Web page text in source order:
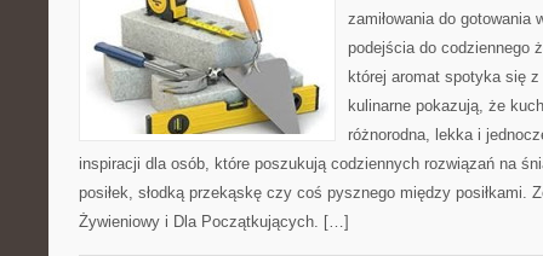
zamiłowania do gotowania
podejścia do codziennego
której aromat spotyka się z
kulinarne pokazują, że
różnorodna, lekka i
inspiracji dla osób, które poszukują codziennych rozwiązań na
posiłek, słodką przekąskę czy coś pysznego między posiłkami.
Żywieniowy i Dla Początkujących. […]